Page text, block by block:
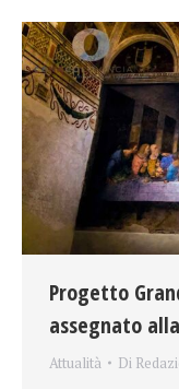
Progetto
assegnato
Attualità Di